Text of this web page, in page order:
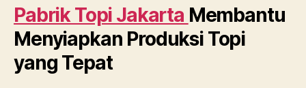
Pabrik Topi Jakarta Membantu
Menyiapkan Produksi Topi
yang Tepat